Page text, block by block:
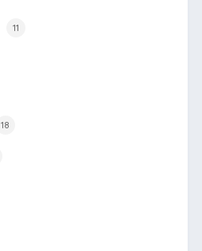
11
18